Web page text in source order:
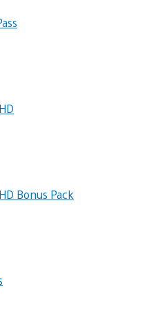
Bonus Pack